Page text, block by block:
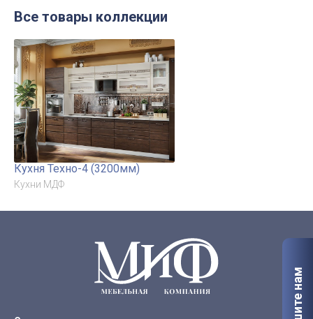
Все товары коллекции
Кухня Техно-4 (3200мм)
Кухни МДФ